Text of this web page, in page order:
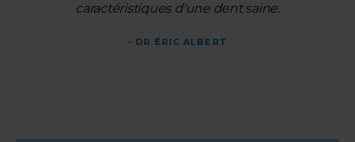
caractéristiques d'une dent saine.
- DR ÉRIC ALBERT